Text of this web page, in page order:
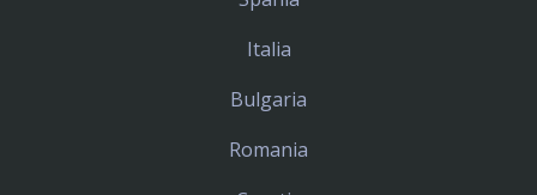
Italia
Bulgaria
Romania